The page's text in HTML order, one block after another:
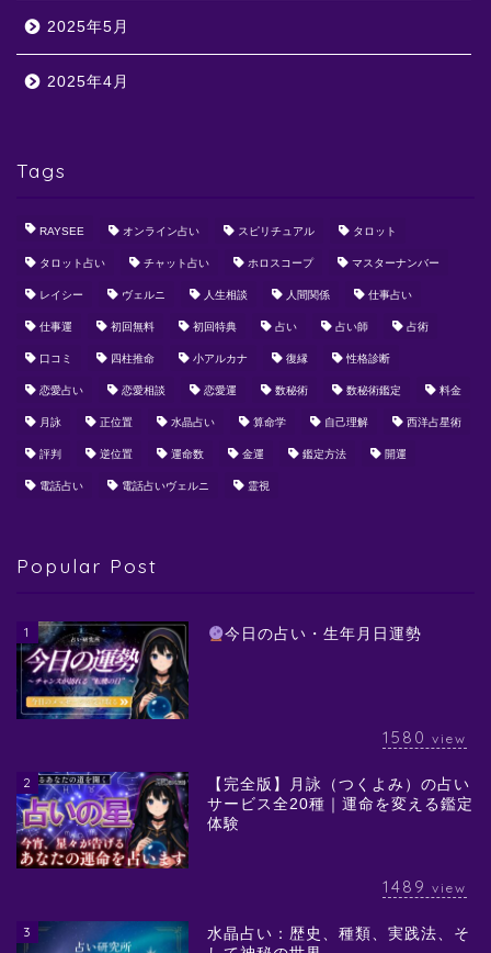
2025年5月
2025年4月
Tags
RAYSEE オンライン占い スピリチュアル タロット
タロット占い チャット占い ホロスコープ マスターナンバー
レイシー ヴェルニ 人生相談 人間関係 仕事占い
仕事運 初回無料 初回特典 占い 占い師 占術
口コミ 四柱推命 小アルカナ 復縁 性格診断
恋愛占い 恋愛相談 恋愛運 数秘術 数秘術鑑定 料金
月詠 正位置 水晶占い 算命学 自己理解 西洋占星術
評判 逆位置 運命数 金運 鑑定方法 開運
電話占い 電話占いヴェルニ 霊視
Popular Post
1 今日の占い・生年月日運勢
1580 view
2
【完全版】月詠（つくよみ）の占い
サービス全20種｜運命を変える鑑定
体験
1489 view
3
水晶占い：歴史、種類、実践法、そ